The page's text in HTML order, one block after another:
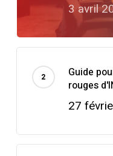
3 avril
Guide
rouges
27